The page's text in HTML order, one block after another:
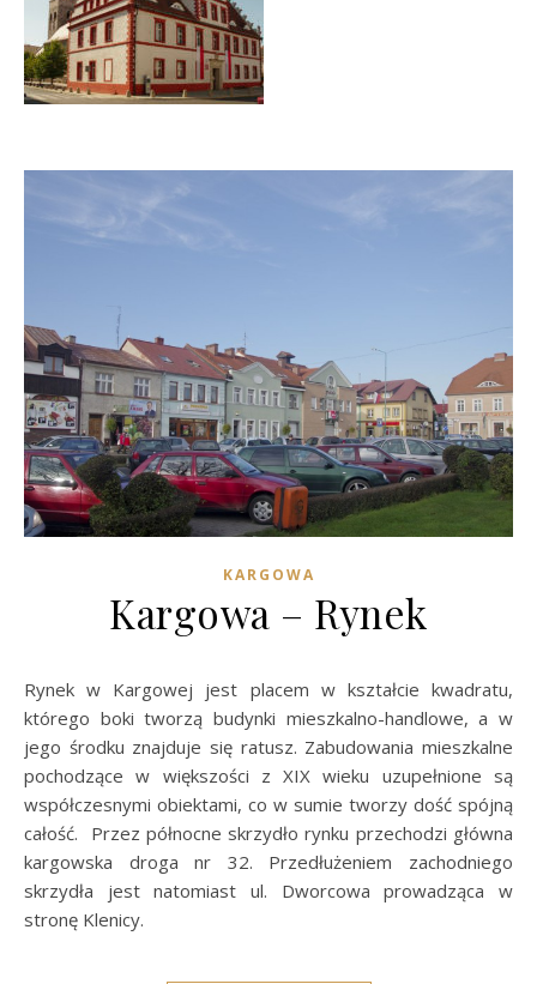
KARGOWA
Kargowa – Rynek
Rynek w Kargowej jest placem w kształcie kwadratu,
którego boki tworzą budynki mieszkalno-handlowe, a w
jego środku znajduje się ratusz. Zabudowania mieszkalne
pochodzące w większości z XIX wieku uzupełnione są
współczesnymi obiektami, co w sumie tworzy dość spójną
całość. Przez północne skrzydło rynku przechodzi główna
kargowska droga nr 32. Przedłużeniem zachodniego
skrzydła jest natomiast ul. Dworcowa prowadząca w
stronę Klenicy.